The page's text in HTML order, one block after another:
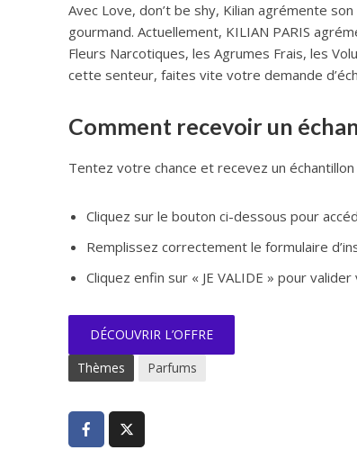
Avec Love, don’t be shy, Kilian agrémente
gourmand. Actuellement, KILIAN PARIS
Fleurs Narcotiques, les Agrumes Frais, les
cette senteur, faites vite votre demande
Comment recevoir un
Tentez votre chance et recevez un
Cliquez sur le bouton ci-dessous pour
Remplissez correctement le formulaire
Cliquez enfin sur « JE VALIDE » pour
DÉCOUVRIR L’OFFRE
Thèmes
Parfums